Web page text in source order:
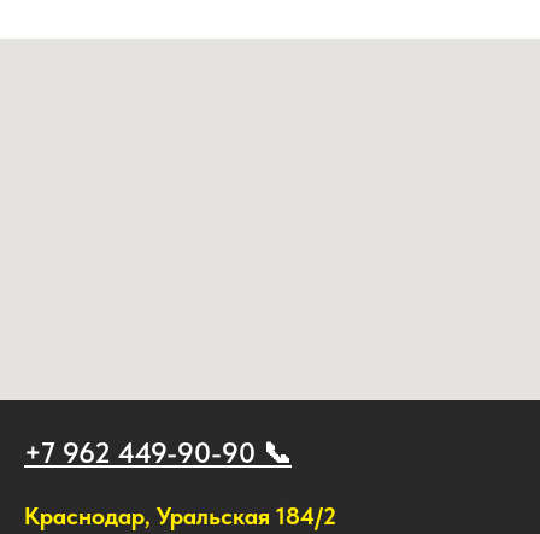
+7 962 449-90-90 📞
Краснодар, Уральская 184/2